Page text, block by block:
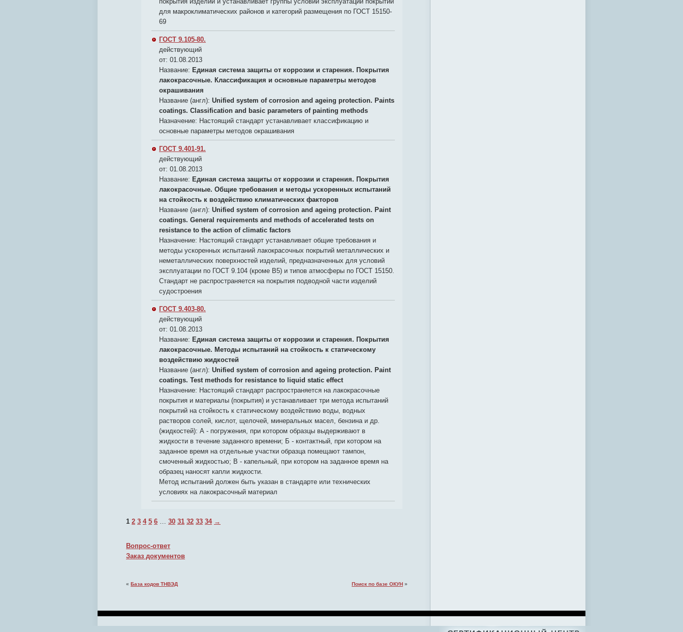
для макроклиматических районов и категорий размещения по ГОСТ 15150-
69
ГОСТ 9.105-80.
действующий
от: 01.08.2013
Название: Единая система защиты от коррозии и старения. Покрытия
лакокрасочные. Классификация и основные параметры методов
окрашивания
Название (англ): Unified system of corrosion and ageing protection. Paints
coatings. Classification and basic parameters of painting methods
Назначение: Настоящий стандарт устанавливает классификацию и
основные параметры методов окрашивания
ГОСТ 9.401-91.
действующий
от: 01.08.2013
Название: Единая система защиты от коррозии и старения. Покрытия
лакокрасочные. Общие требования и методы ускоренных испытаний
на стойкость к воздействию климатических факторов
Название (англ): Unified system of corrosion and ageing protection. Paint
coatings. General requirements and methods of accelerated tests on
resistance to the action of climatic factors
Назначение: Настоящий стандарт устанавливает общие требования и
методы ускоренных испытаний лакокрасочных покрытий металлических и
неметаллических поверхностей изделий, предназначенных для условий
эксплуатации по ГОСТ 9.104 (кроме В5) и типов атмосферы по ГОСТ 15150.
Стандарт не распространяется на покрытия подводной части изделий
судостроения
ГОСТ 9.403-80.
действующий
от: 01.08.2013
Название: Единая система защиты от коррозии и старения. Покрытия
лакокрасочные. Методы испытаний на стойкость к статическому
воздействию жидкостей
Название (англ): Unified system of corrosion and ageing protection. Paint
coatings. Test methods for resistance to liquid static effect
Назначение: Настоящий стандарт распространяется на лакокрасочные
покрытия и материалы (покрытия) и устанавливает три метода испытаний
покрытий на стойкость к статическому воздействию воды, водных
растворов солей, кислот, щелочей, минеральных масел, бензина и др.
(жидкостей): А - погружения, при котором образцы выдерживают в
жидкости в течение заданного времени; Б - контактный, при котором на
заданное время на отдельные участки образца помещают тампон,
смоченный жидкостью; В - капельный, при котором на заданное время на
образец наносят капли жидкости.
Метод испытаний должен быть указан в стандарте или технических
условиях на лакокрасочный материал
1 2 3 4 5 6 … 30 31 32 33 34 →
Вопрос-ответ
Заказ документов
« База кодов ТНВЭД Поиск по базе ОКУН »